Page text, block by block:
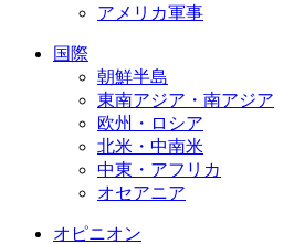
アメリカ軍事
国際
朝鮮半島
東南アジア・南アジア
欧州・ロシア
北米・中南米
中東・アフリカ
オセアニア
オピニオン